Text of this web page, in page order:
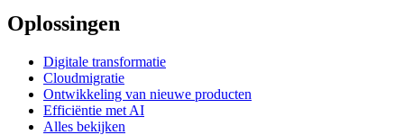
Oplossingen
Digitale transformatie
Cloudmigratie
Ontwikkeling van nieuwe producten
Efficiëntie met AI
Alles bekijken